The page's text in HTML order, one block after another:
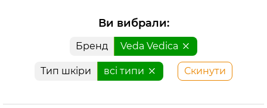
Ви вибрали:
Бренд Veda Vedica
Тип шкіри всі типи Скинути